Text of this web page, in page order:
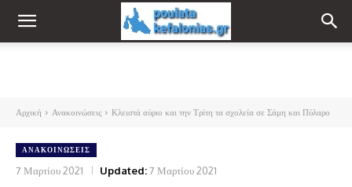
Αρχική Ανακοινώσεις Κλειστά αύριο και την Τρίτη τα σχολεία σε Σάμη και Πύλαρο
ΑΝΑΚΟΙΝΏΣΕΙΣ
7 Μαρτίου 2021 Updated:7 Μαρτίου 2021